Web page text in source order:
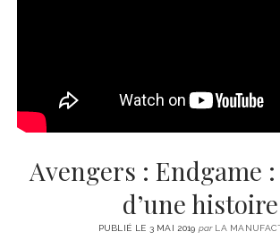
SANTÉ
Avengers : Endgame
d’une histoire
PUBLIÉ LE 3 MAI 2019 parLA